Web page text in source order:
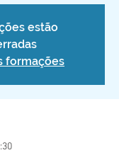
estão
formações